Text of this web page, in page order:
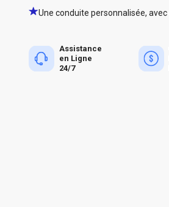
Une conduite personnalisée, avec
Assistance
en Ligne
24/7